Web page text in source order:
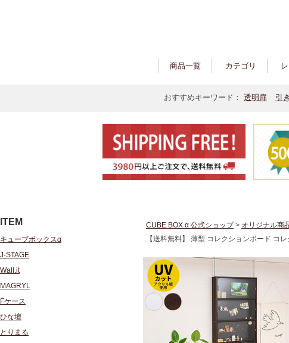
商品一覧 カテゴリ
おすすめキーワード： 透明扉 引
ITEM
キューブボックスα
J-STAGE
Wall.it
MAGRYL
Fケース
ひな壇
とりまる
CUBE BOX α 公式ショップ> オリジナル商
【送料無料】 薄型 コレクションボード コ